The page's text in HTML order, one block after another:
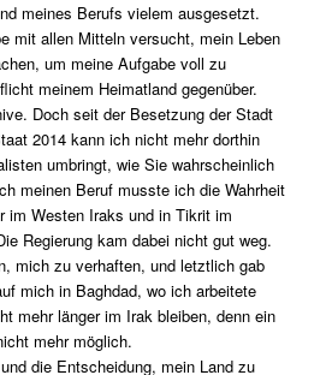
meines Berufs vielem ausgesetzt.
mit allen Mitteln versucht, mein Leben
um meine Aufgabe voll zu
meinem Heimatland gegenüber.
Doch seit der Besetzung der Stadt
2014 kann ich nicht mehr dorthin
umbringt, wie Sie wahrscheinlich
meinen Beruf musste ich die Wahrheit
im Westen Iraks und in Tikrit im
Regierung kam dabei nicht gut weg.
mich zu verhaften, und letztlich gab
mich in Baghdad, wo ich arbeitete
mehr länger im Irak bleiben, denn ein
mehr möglich.
die Entscheidung, mein Land zu